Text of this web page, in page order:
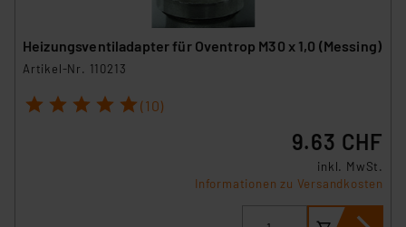
Heizungsventiladapter für Oventrop M30 x 1,0 (Messing)
Artikel-Nr. 110213
1 2 3 4 5 (10)
9.63 CHF
inkl. MwSt.
Informationen zu Versandkosten